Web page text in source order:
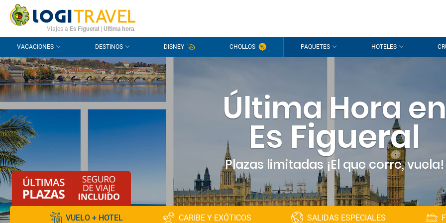
CONTACTO PREGUNTAS FRECUENTES
Viajes a Es Figueral Ultima hora.
VACACIONES DESTINOS DISNEY CHOLLOS PAQUETES HOTELES
Última Hora en
Es Figueral
Plazas limitadas ¡El que corre, vuela!
VUELO + HOTEL CARIBE Y EXÓTICOS SALIDAS ESPECIALES